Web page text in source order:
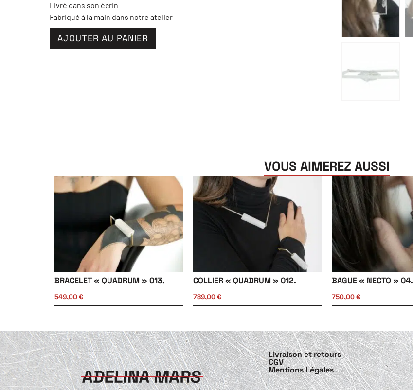
Livré dans son écrin
Fabriqué à la main dans notre atelier
AJOUTER AU PANIER
VOUS AIMEREZ AUSSI
BRACELET « QUADRUM » 013.
549,00€
COLLIER « QUADRUM » 012.
789,00€
BAGUE « NECTO » 04.
750,00€
Livraison et retours
CGV
Mentions Légales